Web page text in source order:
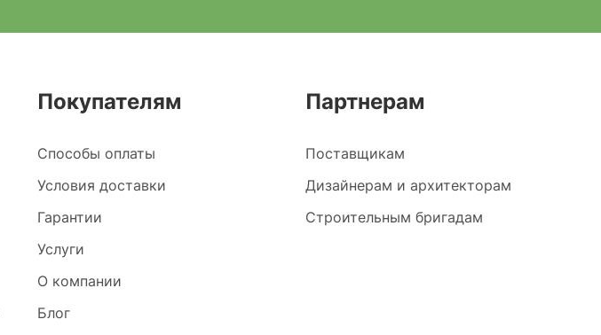
Покупателям
Способы оплаты
Условия доставки
Гарантии
Услуги
О компании
Блог
Партнерам
Поставщикам
Дизайнерам и архитекторам
Строительным бригадам